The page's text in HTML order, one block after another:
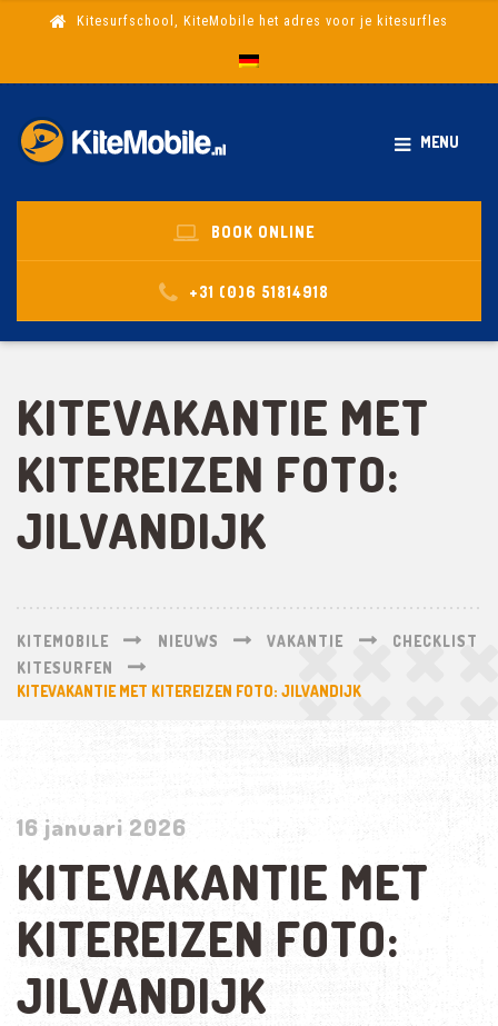
Kitesurfschool, KiteMobile het adres voor je kitesurfles
MENU
BOOK ONLINE
+31 (0)6 51814918
KITEVAKANTIE MET
KITEREIZEN FOTO:
JILVANDIJK
KITEMOBILE NIEUWS VAKANTIE
CHECKLIST
KITESURFEN
KITEVAKANTIE MET KITEREIZEN FOTO: JILVANDIJK
16 januari 2026
KITEVAKANTIE MET
KITEREIZEN FOTO:
JILVANDIJK